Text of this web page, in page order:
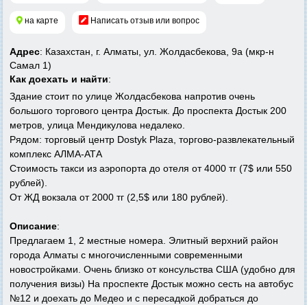
на карте Написать отзыв или вопрос
Адрес: Казахстан, г. Алматы, ул. Жолдасбекова, 9а (мкр-н
Самал 1)
Как доехать и найти:
Здание стоит по улице Жолдасбекова напротив очень
большого торгового центра Достык. До проспекта Достык 200
метров, улица Мендикулова недалеко.
Рядом: торговый центр Dostyk Plaza, торгово-развлекательный
комплекс АЛМА-АТА
Стоимость такси из аэропорта до отеля от 4000 тг (7$ или 550
рублей).
От ЖД вокзала от 2000 тг (2,5$ или 180 рублей).
Описание:
Предлагаем 1, 2 местные номера. Элитный верхний район
города Алматы с многочисленными современными
новостройками. Очень близко от консульства США (удобно для
получения визы) На проспекте Достык можно сесть на автобус
№12 и доехать до Медео и с пересадкой добраться до